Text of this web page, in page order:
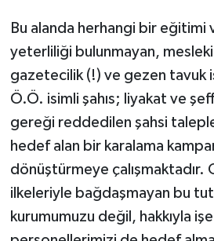
Bu alanda herhangi bir eğitimi
yeterliliği bulunmayan,
gazetecilik (!) ve gezen tavuk işi
Ö.Ö. isimli şahıs; liyakat ve
gereği reddedilen şahsi
hedef alan bir karalama
dönüştürmeye çalışmaktadır.
ilkeleriyle bağdaşmayan bu
kurumumuzu değil, hakkıyla